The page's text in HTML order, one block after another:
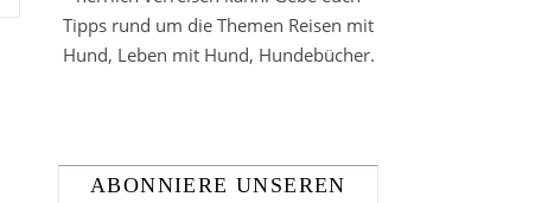
Tipps rund um die Themen Reisen mit
Hund, Leben mit Hund, Hundebücher.
ABONNIERE UNSEREN